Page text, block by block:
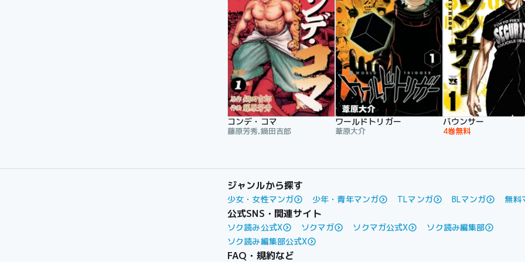
コンデ・コマ
藤原芳秀,鍋田吉郎
ワールドトリガー
葦原大介
バウンサー
4巻無料
ジャンルから探す
少女・女性マンガ 少年・青年マンガ TLマンガ BLマンガ 無料
公式SNS・関連サイト
ソク読み公式X ソクマガ ソクマガ公式X
ソク読み編集部
ソク読み編集部公式X
FAQ・規約など